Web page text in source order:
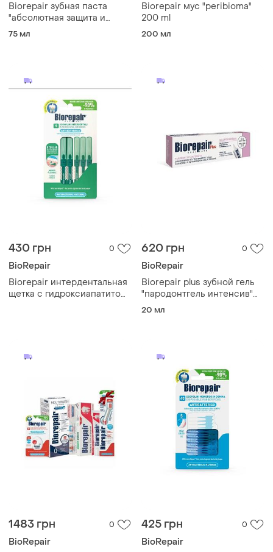
Biorepair зубная паста
"абсолютная защита и
восстановление" 75 ml
75 мл
Biorepair мус "peribioma"
200 ml
200 мл
430 грн 0
BioRepair
Biorepair интердентальная
щетка с гидроксиапатитом,
620 грн 0
BioRepair
Biorepair plus зубной гель
"пародонтгель интенсив"
20 ml
20 мл
1483 грн 0
BioRepair
425 грн 0
BioRepair